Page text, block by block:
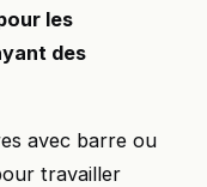
les
des
avec barre ou
travailler